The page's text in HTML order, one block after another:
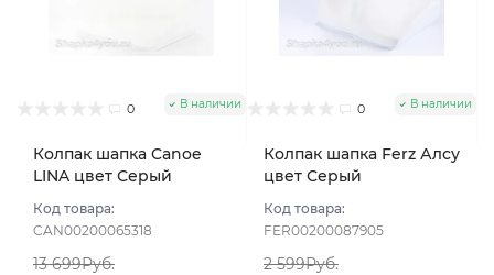
0 В наличии
Колпак шапка Canoe
LINA цвет Серый
Код товара:
CAN00200065318
13 699Руб.
0 В наличии
Колпак шапка Ferz Алсу
цвет Серый
Код товара:
FER00200087905
2 599Руб.